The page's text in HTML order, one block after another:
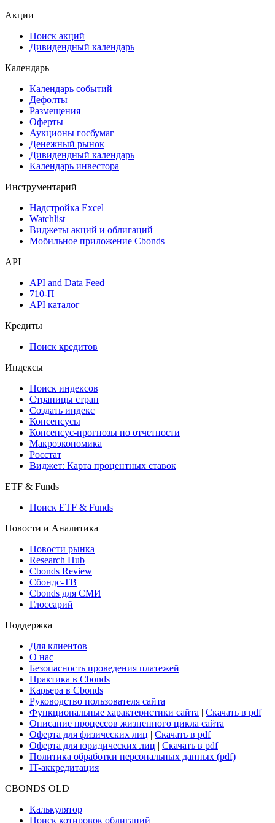
ESG
Самые популярные облигации на Cbonds.ru
Дивидендный календарь
Календарь
Календарь событий
Дефолты
Размещения
Оферты
Денежный рынок
Календарь инвестора
Инструментарий
Мобильное приложение Cbonds
API
API and Data Feed
API каталог
Кредиты
Поиск кредитов
Индексы
Поиск индексов
Страницы стран
Создать индекс
Консенсусы
Макроэкономика
Виджет: Карта процентных ставок
ETF & Funds
Поиск ETF & Funds
Новости и Аналитика
Новости рынка
Research Hub
Сбондс-ТВ
Глоссарий
Поддержка
Для клиентов
О нас
Безопасность проведения платежей
Практика в Cbonds
Карьера в Cbonds
Руководство пользователя сайта
Функциональные характеристики сайта|Скачать в pdf
Описание процессов жизненного цикла сайта
Оферта для юридических лиц
IT-аккредитация